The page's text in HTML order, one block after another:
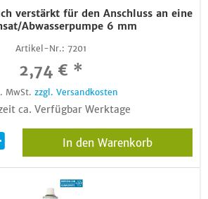
verstärkt für den Anschluss an eine
Abwasserpumpe 6 mm
Artikel-Nr.: 7201
2,74 € *
MwSt. zzgl. Versandkosten
ca. Verfügbar Werktage
In den Warenkorb